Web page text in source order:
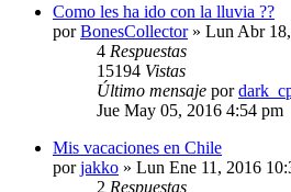
Como les ha ido con la lluvia ??
porBonesCollector» Lun Abr
4 Respuestas
15194 Vistas
Último mensaje por
Jue May 05, 2016 4:54 pm
Mis vacaciones en Chile
porjakko » Lun Ene 11, 2016
2 Respuestas